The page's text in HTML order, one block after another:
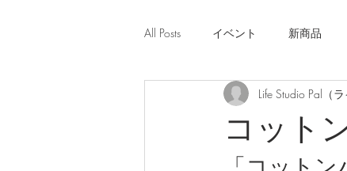
All Posts イベント 新商品
営業日・お店に関す
コット
Life Studio Pal（